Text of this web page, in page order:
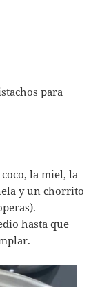
para
la miel, la
y un chorrito
hasta que